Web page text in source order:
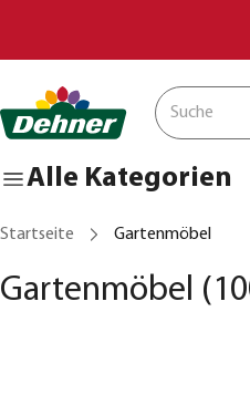
Alle Kategorien
Startseite Gartenmöbel
Gartenmöbel